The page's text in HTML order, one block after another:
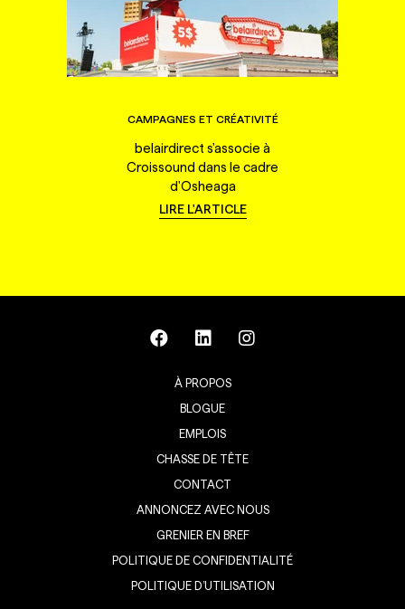
CAMPAGNES ET CRÉATIVITÉ
belairdirect s'associe à
Croissound dans le cadre
d'Osheaga
LIRE L'ARTICLE
À PROPOS
BLOGUE
EMPLOIS
CHASSE DE TÊTE
CONTACT
ANNONCEZ AVEC NOUS
GRENIER EN BREF
POLITIQUE DE CONFIDENTIALITÉ
POLITIQUE D’UTILISATION